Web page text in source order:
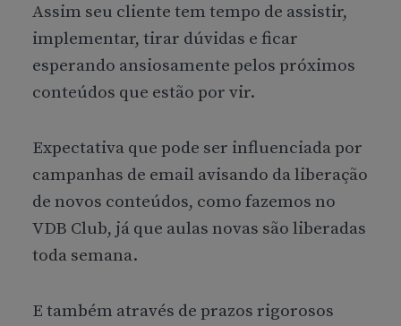
Assim seu cliente tem tempo de assistir,
implementar, tirar dúvidas e ficar
esperando ansiosamente pelos próximos
conteúdos que estão por vir.
Expectativa que pode ser influenciada por
campanhas de email avisando da liberação
de novos conteúdos, como fazemos no
VDB Club, já que aulas novas são liberadas
toda semana.
E também através de prazos rigorosos